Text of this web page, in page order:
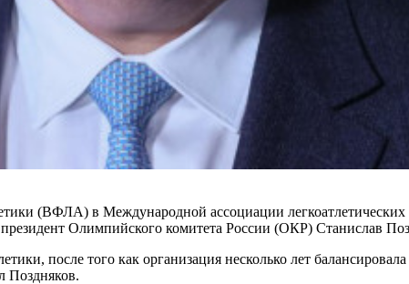
(ВФЛА) в Международной ассоциации
Олимпийского комитета России (ОКР) Станислав
после того как организация несколько лет
Поздняков.